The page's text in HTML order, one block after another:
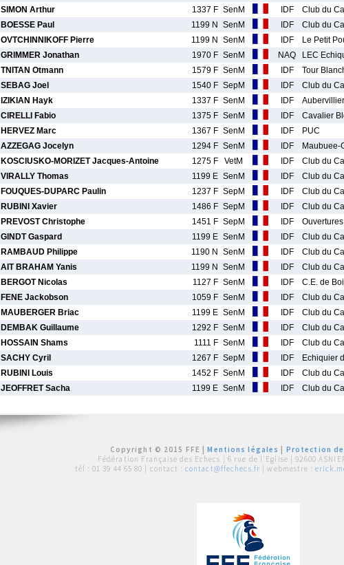
SIMON Arthur 1337 F SenM IDF Club du
BOESSE Paul 1199 N SenM IDF Club du
OVTCHINNIKOFF Pierre 1199 N SenM IDF Le Petit
GRIMMER Jonathan 1970 F SenM NAQ LEC
TNITAN Otmann 1579 F SenM IDF Tour
SEBAG Joel 1540 F SepM IDF Club du
IZIKIAN Hayk 1337 F SenM IDF
CIRELLI Fabio 1375 F SenM IDF Cavalier
HERVEZ Marc 1367 F SenM IDF PUC
AZZEGAG Jocelyn 1294 F SenM IDF Maubuee-
KOSCIUSKO-MORIZET Jacques-Antoine 1275 F VetM IDF Club du
VIRALLY Thomas 1199 E SenM IDF Club du
FOUQUES-DUPARC Paulin 1237 F SepM IDF Club du
RUBINI Xavier 1486 F SepM IDF Club du
PREVOST Christophe 1451 F SepM IDF
GINDT Gaspard 1199 E SenM IDF Club du
RAMBAUD Philippe 1190 N SenM IDF Club du
AIT BRAHAM Yanis 1199 N SenM IDF Club du
BERGOT Nicolas 1127 F SenM IDF C.E. de
FENE Jackobson 1059 F SenM IDF Club du
MAUBERGER Briac 1199 E SenM IDF Club du
DEMBAK Guillaume 1292 F SenM IDF Club du
HOSSAIN Shams 1111 F SenM IDF Club du
SACHY Cyril 1267 F SepM IDF Echiquier
RUBINI Louis 1452 F SenM IDF Club du
JEOFFRET Sacha 1199 E SenM IDF Club du
Copyright © 2015 FFE |Mentions légales
Protection
Fédération Française des Echecs | 6 rue de l'Eglise | 92600
tél : 01 39 44 65 80 | contact : contact@ffechecs.fr | webmestre :